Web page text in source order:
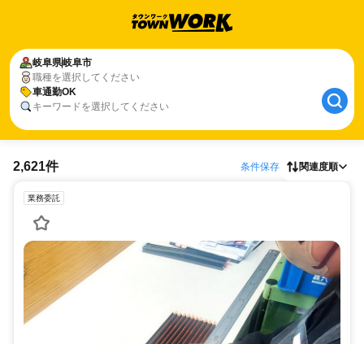
岐阜県岐阜市
職種を選択してください
車通勤OK
キーワードを選択してください
2,621件 条件保存 関連度順
業務委託